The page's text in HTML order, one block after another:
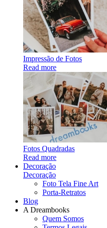
Impressão de Fotos
Read more
Fotos Quadradas
Read more
Decoração
Decoração
Foto Tela Fine Art
Porta-Retratos
Blog
A Dreambooks
Quem Somos